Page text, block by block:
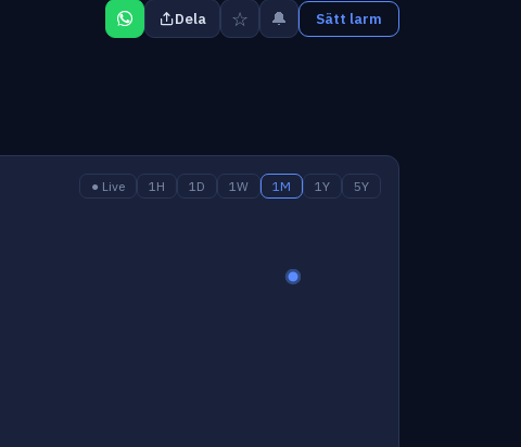
Dela ☆ 🔔 Sätt larm
● Live 1H 1D 1W 1M 1Y 5Y